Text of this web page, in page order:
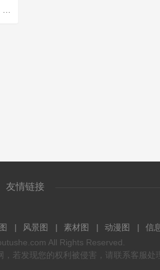
摩天轮 地标 罗扬 法国 旅游 观光 天堂 吸引力 闲暇时间
友情链接
风景图 素材图 动漫图 信
All Rights Reserved.
，若发现您的权利被侵害，请联系客服处